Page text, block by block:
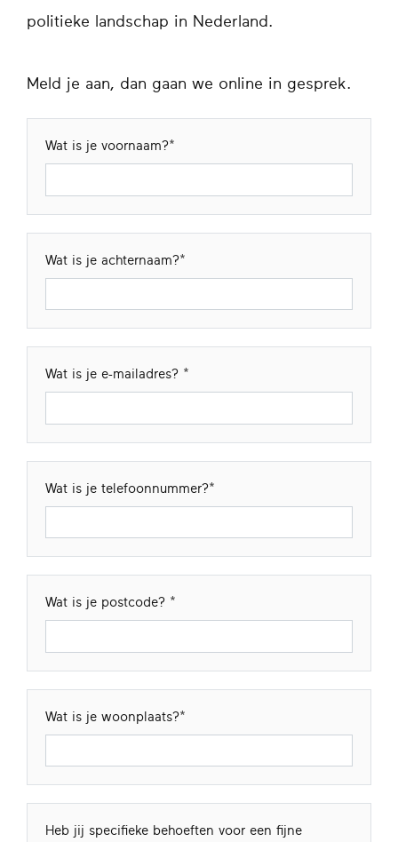
politieke landschap in Nederland.
Meld je aan, dan gaan we online in gesprek.
Wat is je voornaam?
Wat is je achternaam?
Wat is je e-mailadres?
Wat is je telefoonnummer?
Wat is je postcode?
Wat is je woonplaats?
Heb jij specifieke behoeften voor een fijne